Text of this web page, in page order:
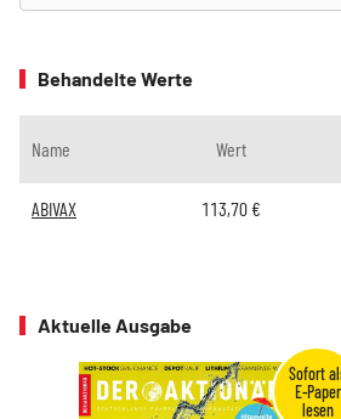
Behandelte Werte
Name Wert
ABIVAX 113,70€
Aktuelle Ausgabe